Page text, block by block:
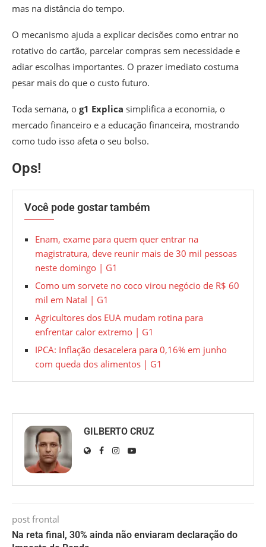
mas na distância do tempo.
O mecanismo ajuda a explicar decisões como entrar no
rotativo do cartão, parcelar compras sem necessidade e
adiar escolhas importantes. O prazer imediato costuma
pesar mais do que o custo futuro.
Toda semana, o g1 Explica simplifica a economia, o
mercado financeiro e a educação financeira, mostrando
como tudo isso afeta o seu bolso.
Ops!
Você pode gostar também
Enam, exame para quem quer entrar na
magistratura, deve reunir mais de 30 mil pessoas
neste domingo | G1
Como um sorvete no coco virou negócio de R$ 60
mil em Natal | G1
Agricultores dos EUA mudam rotina para
enfrentar calor extremo | G1
IPCA: Inflação desacelera para 0,16% em junho
com queda dos alimentos | G1
GILBERTO CRUZ
post frontal
Na reta final, 30% ainda não enviaram declaração do